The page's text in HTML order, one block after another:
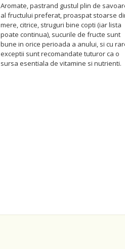
Aromate, pastrand gustul plin de
al fructului preferat, proaspat stoarse
mere, citrice, struguri bine copti (iar lista
poate continua), sucurile de fructe sunt
bune in orice perioada a anului, si cu
exceptii sunt recomandate tuturor ca o
sursa esentiala de vitamine si nutrienti.